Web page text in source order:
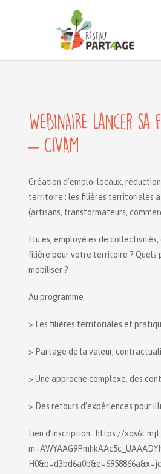
WEBINAIRE Lancer
– CIVAM
Création d’emploi locaux,
territoire : les filières territoriales
(artisans, transformateurs,
Elu.es, employé.es de
filière pour votre territoire ? Quels
mobiliser ?
Au programme
> Les filières territoriales et
> Partage de la valeur,
> Une approche complexe, des
> Des retours d’expériences pour
Lien d’inscription : https://